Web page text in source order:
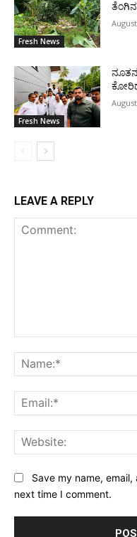
Fresh News
ತೆಂಗಿನ
Fresh News
LEAVE A REPLY
Save my name,
next time I comment.